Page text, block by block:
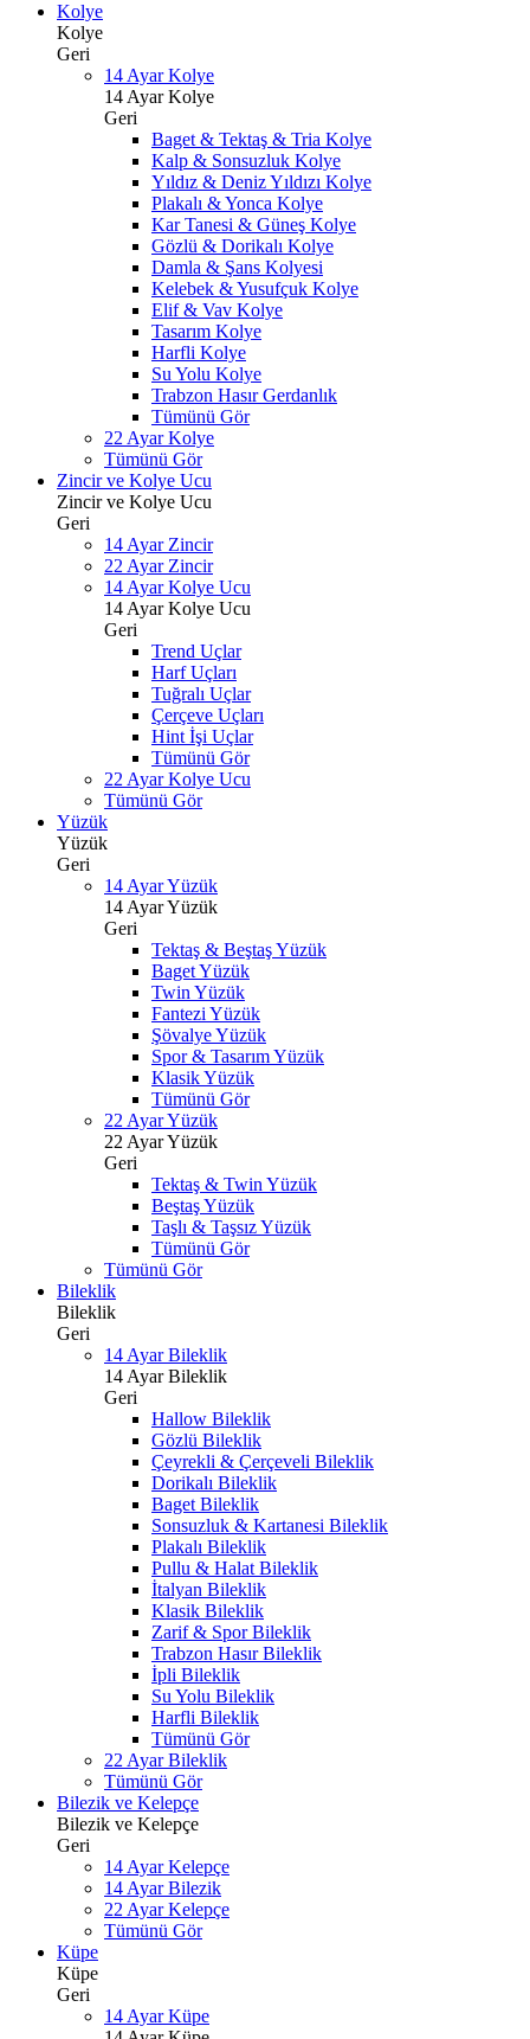
Kolye
Kolye
Geri
14 Ayar Kolye
14 Ayar Kolye
Geri
Baget & Tektaş & Tria Kolye
Kalp & Sonsuzluk Kolye
Yıldız & Deniz Yıldızı Kolye
Plakalı & Yonca Kolye
Kar Tanesi & Güneş Kolye
Gözlü & Dorikalı Kolye
Damla & Şans Kolyesi
Kelebek & Yusufçuk Kolye
Elif & Vav Kolye
Tasarım Kolye
Harfli Kolye
Su Yolu Kolye
Trabzon Hasır Gerdanlık
Tümünü Gör
22 Ayar Kolye
Tümünü Gör
Zincir ve Kolye Ucu
Zincir ve Kolye Ucu
Geri
14 Ayar Zincir
22 Ayar Zincir
14 Ayar Kolye Ucu
14 Ayar Kolye Ucu
Geri
Trend Uçlar
Harf Uçları
Tuğralı Uçlar
Çerçeve Uçları
Hint İşi Uçlar
Tümünü Gör
22 Ayar Kolye Ucu
Tümünü Gör
Yüzük
Yüzük
Geri
14 Ayar Yüzük
14 Ayar Yüzük
Geri
Tektaş & Beştaş Yüzük
Baget Yüzük
Twin Yüzük
Fantezi Yüzük
Şövalye Yüzük
Spor & Tasarım Yüzük
Klasik Yüzük
Tümünü Gör
22 Ayar Yüzük
22 Ayar Yüzük
Geri
Tektaş & Twin Yüzük
Beştaş Yüzük
Taşlı & Taşsız Yüzük
Tümünü Gör
Tümünü Gör
Bileklik
Bileklik
Geri
14 Ayar Bileklik
14 Ayar Bileklik
Geri
Hallow Bileklik
Gözlü Bileklik
Çeyrekli & Çerçeveli Bileklik
Dorikalı Bileklik
Baget Bileklik
Sonsuzluk & Kartanesi Bileklik
Plakalı Bileklik
Pullu & Halat Bileklik
İtalyan Bileklik
Klasik Bileklik
Zarif & Spor Bileklik
Trabzon Hasır Bileklik
İpli Bileklik
Su Yolu Bileklik
Harfli Bileklik
Tümünü Gör
22 Ayar Bileklik
Tümünü Gör
Bilezik ve Kelepçe
Bilezik ve Kelepçe
Geri
14 Ayar Kelepçe
14 Ayar Bilezik
22 Ayar Kelepçe
Tümünü Gör
Küpe
Küpe
Geri
14 Ayar Küpe